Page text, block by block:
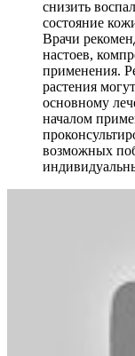
снизить
состояние
Врачи
настоев,
применения.
растения
основному
началом
возможных